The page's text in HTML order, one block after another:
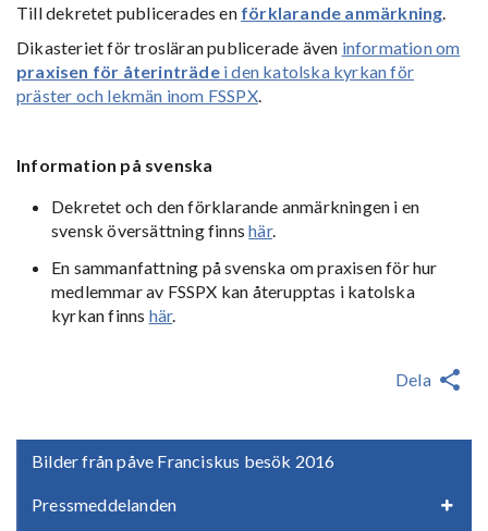
Bilder från påve Franciskus besök 2016
Pressmeddelanden
Till dekretet publicerades en förklarande anmärkning.
Dikasteriet för trosläran publicerade även information om
praxisen för återinträdei den katolska kyrkan för
präster och lekmän inom FSSPX.
Information på svenska
Dekretet och den förklarande anmärkningen i en
svensk översättning finnshär.
En sammanfattning på svenska om praxisen för hur
medlemmar av FSSPX kan återupptas i katolska
kyrkan finns här.
Dela